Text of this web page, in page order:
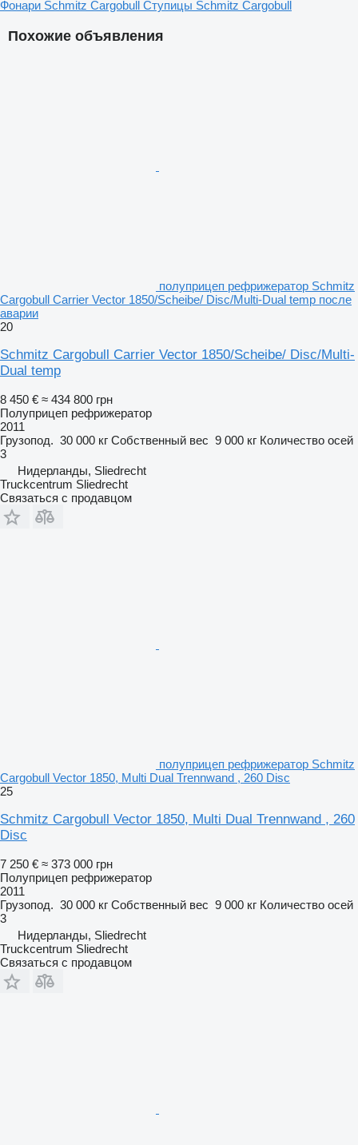
Похожие объявления
полуприцеп рефрижератор Schmitz
Cargobull Carrier Vector 1850/Scheibe/ Disc/Multi-Dual temp после
аварии
20
Schmitz Cargobull Carrier Vector 1850/Scheibe/ Disc/Multi-
Dual temp
8 450 € ≈ 434 800 грн
Полуприцеп рефрижератор
2011
Грузопод. 30 000 кг Собственный вес 9 000 кг Количество осей
3
Нидерланды, Sliedrecht
Truckcentrum Sliedrecht
Связаться с продавцом
полуприцеп рефрижератор Schmitz
Cargobull Vector 1850, Multi Dual Trennwand , 260 Disc
25
Schmitz Cargobull Vector 1850, Multi Dual Trennwand , 260
Disc
7 250 € ≈ 373 000 грн
Полуприцеп рефрижератор
2011
Грузопод. 30 000 кг Собственный вес 9 000 кг Количество осей
3
Нидерланды, Sliedrecht
Truckcentrum Sliedrecht
Связаться с продавцом
Фонари Schmitz Cargobull Ступицы Schmitz Cargobull